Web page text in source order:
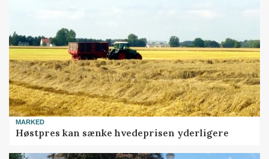
MARKED
Høstpres kan sænke hvedeprisen yderligere